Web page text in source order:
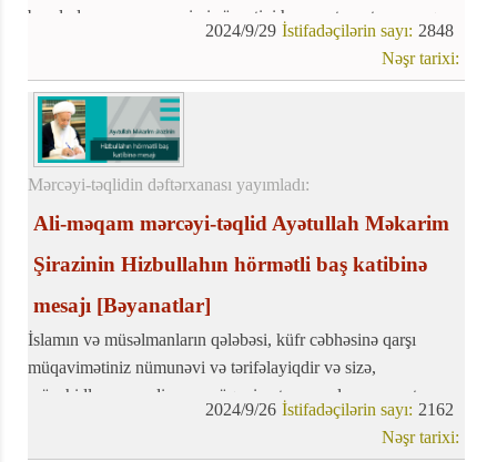
borcludur və onun səmimi şücaətini heç vaxt unutmayacaq və
2848
İstifadəçilərin sayı:
2024/9/29
Nəşr tarixi:
Mərcəyi-təqlidin dəftərxanası yayımladı:
Ali-məqam mərcəyi-təqlid Ayətullah Məkarim
Şirazinin Hizbullahın hörmətli baş katibinə
mesajı [Bəyanatlar]
İslamın və müsəlmanların qələbəsi, küfr cəbhəsinə qarşı
müqavimətiniz nümunəvi və tərifəlayiqdir və sizə,
mücahidlərə və o diyarın müqavimət və məzlum camaatına
2162
İstifadəçilərin sayı:
2024/9/26
Nəşr tarixi: